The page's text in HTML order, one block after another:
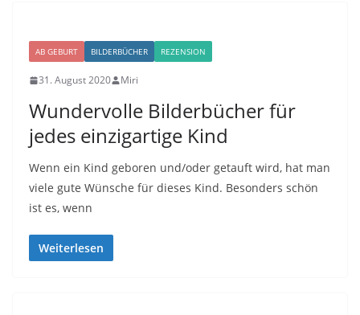
AB GEBURT BILDERBÜCHER REZENSION
31. August 2020 Miri
Wundervolle Bilderbücher für
jedes einzigartige Kind
Wenn ein Kind geboren und/oder getauft wird, hat man
viele gute Wünsche für dieses Kind. Besonders schön
ist es, wenn
Weiterlesen